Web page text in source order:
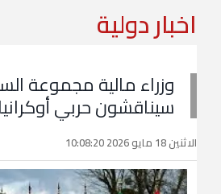
اخبار دولية
وزراء مالية مجموعة
سيناقشون حربي
الاثنين 18 مايو 2026 10:08:20